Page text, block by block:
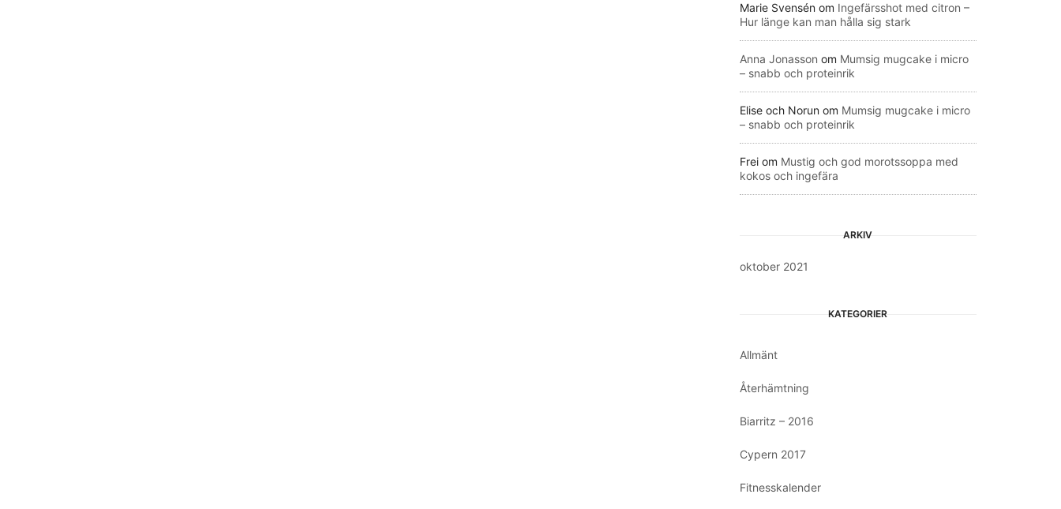
Marie Svensén om Ingefärsshot med citron –
Hur länge kan man hålla sig stark
Anna Jonasson om Mumsig mugcake i micro
– snabb och proteinrik
Elise och Norun om Mumsig mugcake i micro
– snabb och proteinrik
Frei om Mustig och god morotssoppa med
kokos och ingefära
ARKIV
oktober 2021
KATEGORIER
Allmänt
Återhämtning
Biarritz – 2016
Cypern 2017
Fitnesskalender